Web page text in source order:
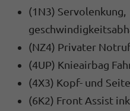
(1N3) Servolenkung,
(NZ4) Privater
(4UP) Knieairbag
(4X3) Kopf- und
(6K2) Front Assist